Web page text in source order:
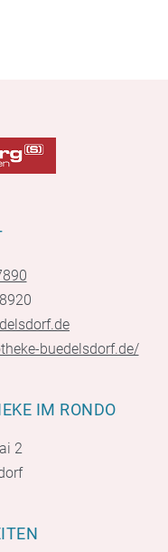
buedelsdorf.de/
IM RONDO
2